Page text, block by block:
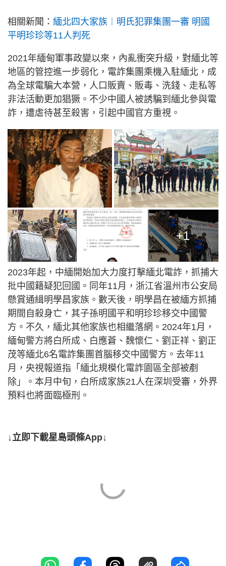
相關新聞： 緬北四大家族︱明氏犯罪集團一審 明國
平明珍珍等11人判死
2021年緬甸軍事政變以來，內亂衝突升級，對緬北等
地區的管控進一步弱化，電詐集團乘機入駐緬北，成
為全球電騙大本營，人口販賣、販毒、洗錢、走私等
非法活動更加猖獗。不少中國人被誘騙到緬北參與電
詐，遭虐待甚至殺害，引起中國官方重視。
+1
2023年起，中緬開始加大力度打擊緬北電詐，抓捕大
批中國籍疑犯回國。同年11月，浙江省溫州市公安局
懸賞通緝明學昌家族。數天後，明學昌在被緬方抓捕
期間自殺身亡，其子孫明國平和明珍珍移交中國警
方。不久，緬北其他家族也相繼落網。2024年1月，
緬甸警方將白所成、白應蒼、魏懷仁、劉正祥、劉正
茂等緬北6名電詐集團首腦移交中國警方。去年11
月，央視報道指「緬北規模化電詐園區全部被剷
除」。本月中旬，白所成家族21人在深圳受審，外界
預料也將面臨極刑。
↓立即下載星島頭條App↓